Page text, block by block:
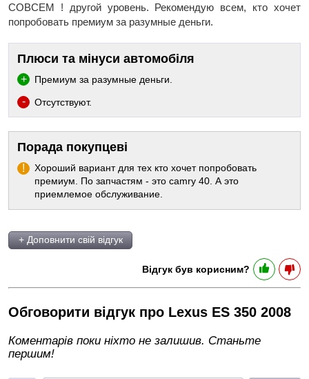
СОВСЕМ ! другой уровень. Рекомендую всем, кто хочет
попробовать премиум за разумные деньги.
Плюси та мінуси автомобіля
Премиум за разумные деньги.
Отсутствуют.
Порада покупцеві
Хороший вариант для тех кто хочет попробовать
премиум. По запчастям - это camry 40. А это
приемлемое обслуживание.
+ Доповнити свій відгук
Відгук був корисним?
Обговорити відгук про Lexus ES 350 2008
Коментарів поки ніхто не залишив. Станьте
першим!